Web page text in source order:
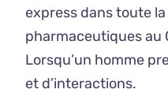
express dans toute
pharmaceutiques au
Lorsqu’un homme
et d’interactions.